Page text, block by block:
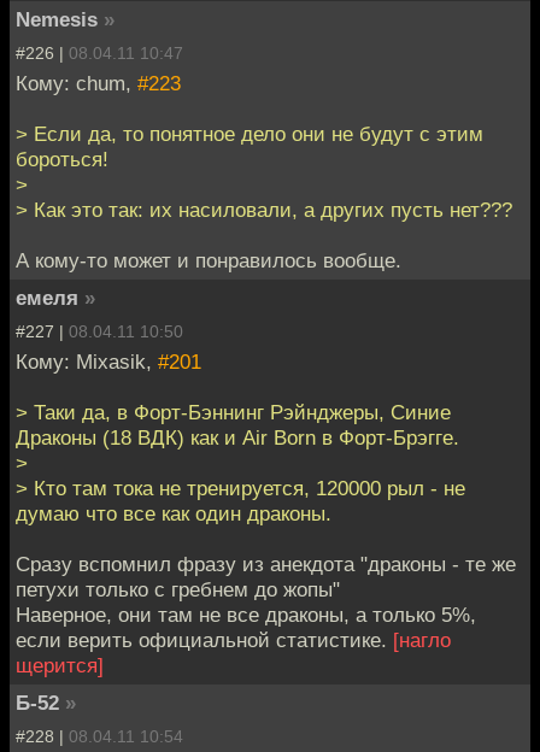
Nemesis »
#226 | 08.04.11 10:47
Кому: chum, #223
> Если да, то понятное дело они не будут с этим
бороться!
>
> Как это так: их насиловали, а других пусть нет???
А кому-то может и понравилось вообще.
емеля »
#227 | 08.04.11 10:50
Кому: Mixasik, #201
> Таки да, в Форт-Бэннинг Рэйнджеры, Синие
Драконы (18 ВДК) как и Air Born в Форт-Брэгге.
>
> Кто там тока не тренируется, 120000 рыл - не
думаю что все как один драконы.
Сразу вспомнил фразу из анекдота "драконы - те же
петухи только с гребнем до жопы"
Наверное, они там не все драконы, а только 5%,
если верить официальной статистике. [нагло
щерится]
Б-52 »
#228 | 08.04.11 10:54